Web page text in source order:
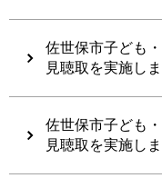
佐世保市子ども
見聴取を実施し
佐世保市子ども
見聴取を実施し